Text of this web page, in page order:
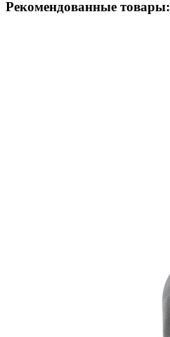
Рекомендованные товары: